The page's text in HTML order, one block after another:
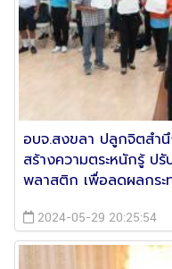
อบจ.สงขลา ปลูกจิตสำ
สร้างความตระหนักรู้ ป
พลาสติก เพื่อลดผลกระ
2024-05-29 20:25:54